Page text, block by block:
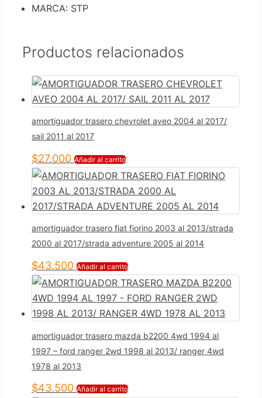
MARCA: STP
Productos relacionados
amortiguador trasero chevrolet aveo 2004 al 2017/
sail 2011 al 2017
$27.000 Añadir al carrito
amortiguador trasero fiat fiorino 2003 al 2013/strada
2000 al 2017/strada adventure 2005 al 2014
$43.500 Añadir al carrito
amortiguador trasero mazda b2200 4wd 1994 al
1997 – ford ranger 2wd 1998 al 2013/ ranger 4wd
1978 al 2013
$43.500 Añadir al carrito